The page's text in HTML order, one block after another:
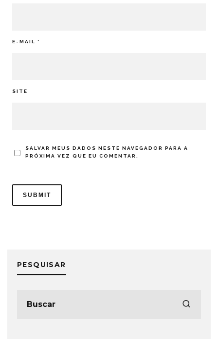
E-MAIL *
SITE
SALVAR MEUS DADOS NESTE NAVEGADOR PARA A
PRÓXIMA VEZ QUE EU COMENTAR.
PESQUISAR